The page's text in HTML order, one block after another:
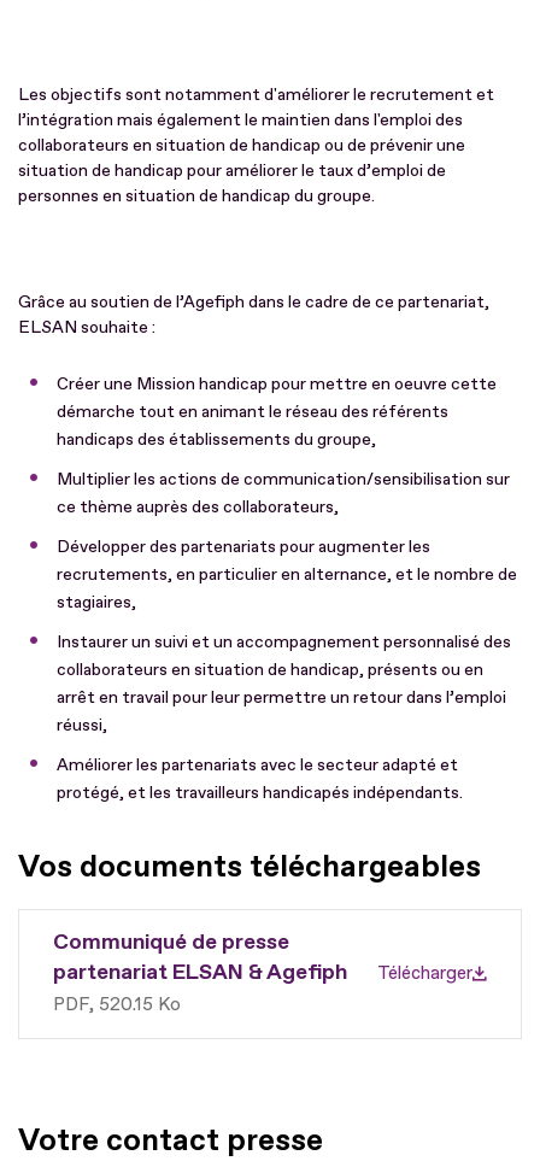
Les objectifs sont notamment d'améliorer le recrutement et
l’intégration mais également le maintien dans l'emploi des
collaborateurs en situation de handicap ou de prévenir une
situation de handicap pour améliorer le taux d’emploi de
personnes en situation de handicap du groupe.
Grâce au soutien de l’Agefiph dans le cadre de ce partenariat,
ELSAN souhaite :
Créer une Mission handicap pour mettre en oeuvre cette
démarche tout en animant le réseau des référents
handicaps des établissements du groupe,
Multiplier les actions de communication/sensibilisation sur
ce thème auprès des collaborateurs,
Développer des partenariats pour augmenter les
recrutements, en particulier en alternance, et le nombre de
stagiaires,
Instaurer un suivi et un accompagnement personnalisé des
collaborateurs en situation de handicap, présents ou en
arrêt en travail pour leur permettre un retour dans l’emploi
réussi,
Améliorer les partenariats avec le secteur adapté et
protégé, et les travailleurs handicapés indépendants.
Vos documents téléchargeables
Communiqué de presse
partenariat ELSAN & Agefiph
PDF 520.15 Ko
Télécharger
Votre contact presse